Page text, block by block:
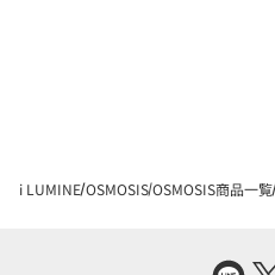
i LUMINE OSMOSIS OSMOSIS商品一覧